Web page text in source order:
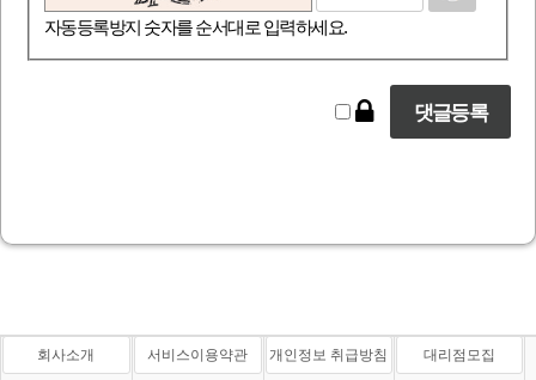
자동등록방지 숫자를 순서대로 입력하세요.
회사소개 서비스이용약관 개인정보 취급방침 대리점모집